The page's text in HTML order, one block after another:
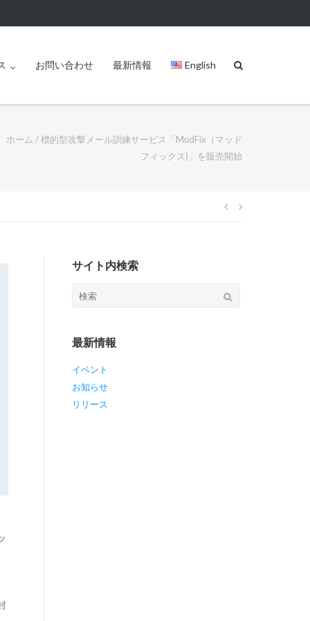
お問い合わせ 最新情報 English
ホーム /標的型攻撃メール訓練サービス「MudFix（マッド
フィックス)」を販売開始
サイト内検索
最新情報
イベント
お知らせ
リリース